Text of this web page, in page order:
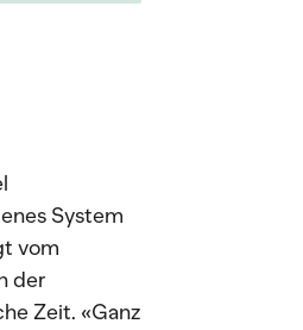
System
vom
der
Zeit. «Ganz